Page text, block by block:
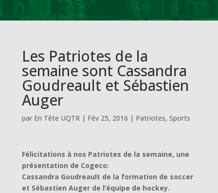
Les Patriotes de la
semaine sont Cassandra
Goudreault et Sébastien
Auger
par En Tête UQTR| Fév 25, 2016 | Patriotes, Sports
Félicitations à nos Patriotes de la semaine, une
présentation de Cogeco:
Cassandra Goudreault de la formation de soccer
et Sébastien Auger de l’équipe de hockey.